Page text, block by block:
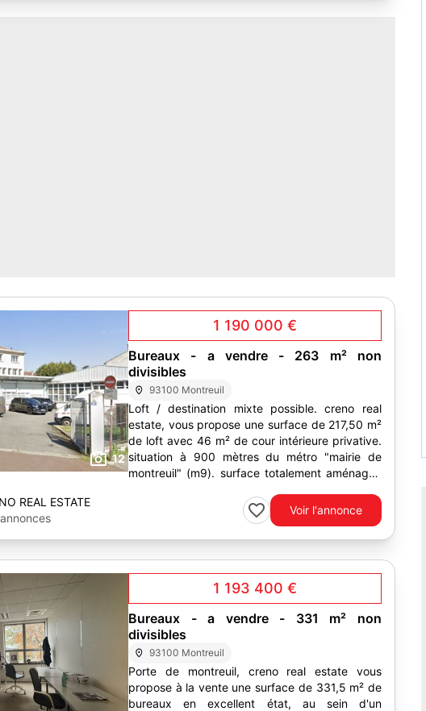
12
1 190 000 €
Bureaux - a vendre - 263 m² non
divisibles
93100 Montreuil
Loft / destination mixte possible. creno real
estate, vous propose une surface de 217,50 m²
de loft avec 46 m² de cour intérieure privative.
situation à 900 mètres du métro "mairie de
montreuil" (m9). surface totalement aménagée
REAL ESTATE
Voir l'annonce
1 193 400 €
Bureaux - a vendre - 331 m² non
divisibles
93100 Montreuil
Porte de montreuil, creno real estate vous
propose à la vente une surface de 331,5 m² de
bureaux en excellent état, au sein d'un